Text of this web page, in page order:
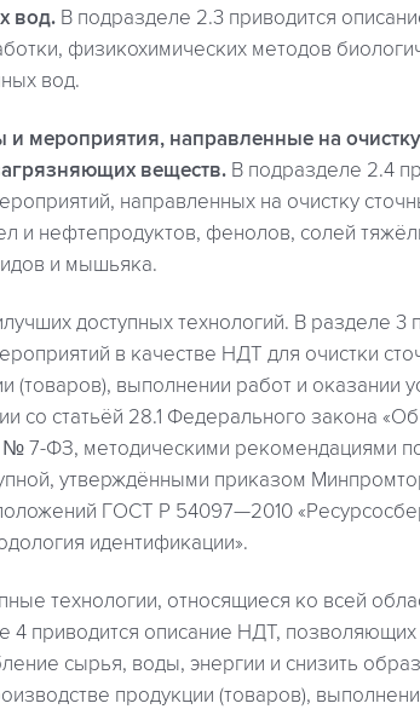
вод. В подразделе 2.3 приводится
физикохимических методов
вод.
мероприятия, направленные на
веществ. В подразделе 2.4
направленных на очистку
и нефтепродуктов, фенолов, солей
и мышьяка.
доступных технологий. В разделе 3
в качестве НДТ для очистки
(товаров), выполнении работ и оказании
со статьёй 28.1 Федерального закона
№ 7-ФЗ, методическими рекомендациями
утверждёнными приказом
ГОСТ Р 54097—2010
идентификации».
технологии, относящиеся ко всей
4 приводится описание НДТ, позволяющих
сырья, воды, энергии и снизить
продукции (товаров),